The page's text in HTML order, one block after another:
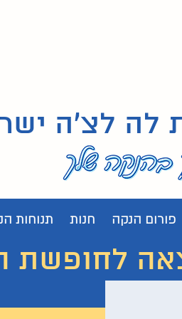
לה לצ'ה
פורום הנקה חנות תנוחות